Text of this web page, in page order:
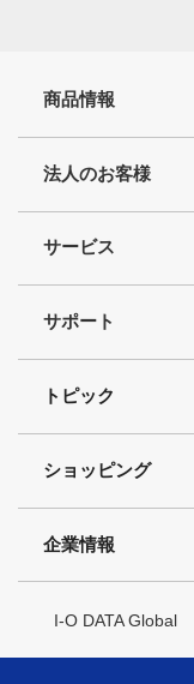
商品情報
法人のお客様
サービス
サポート
トピック
ショッピング
企業情報
I-O DATA Global